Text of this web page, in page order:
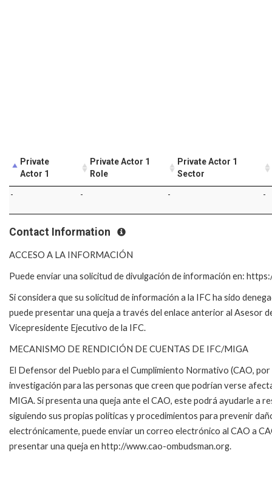
Private
Actor 1
Private Actor 1
Role
Private Actor 1
Sector
- - - -
Contact Information
ACCESO A LA INFORMACIÓN
Puede enviar una solicitud de divulgación de información en:
Si considera que su solicitud de información a la IFC ha sido
puede presentar una queja a través del enlace anterior al Asesor
Vicepresidente Ejecutivo de la IFC.
MECANISMO DE RENDICIÓN DE CUENTAS DE IFC/MIGA
El Defensor del Pueblo para el Cumplimiento Normativo (CAO,
investigación para las personas que creen que podrían verse
MIGA. Si presenta una queja ante el CAO, este podrá ayudarle a
siguiendo sus propias políticas y procedimientos para prevenir
electrónicamente, puede enviar un correo electrónico al CAO a
presentar una queja en http://www.cao-ombudsman.org.